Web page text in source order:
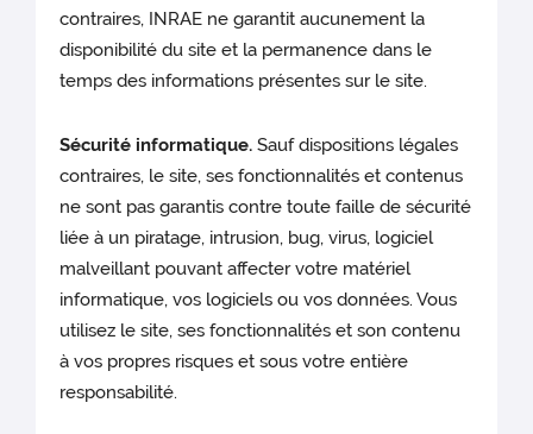
contraires, INRAE ne garantit aucunement la
disponibilité du site et la permanence dans le
temps des informations présentes sur le site.
Sécurité informatique. Sauf dispositions légales
contraires, le site, ses fonctionnalités et contenus
ne sont pas garantis contre toute faille de sécurité
liée à un piratage, intrusion, bug, virus, logiciel
malveillant pouvant affecter votre matériel
informatique, vos logiciels ou vos données. Vous
utilisez le site, ses fonctionnalités et son contenu
à vos propres risques et sous votre entière
responsabilité.